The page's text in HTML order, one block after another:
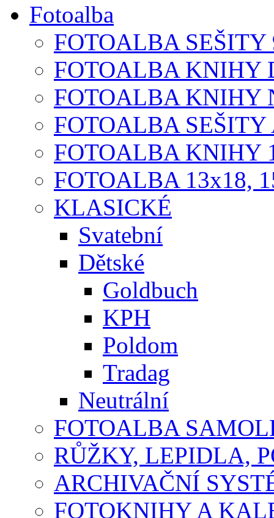
Fotoalba
FOTOALBA SEŠITY
FOTOALBA KNIHY
FOTOALBA KNIHY
FOTOALBA SEŠITY
FOTOALBA KNIHY
FOTOALBA 13x18,
KLASICKÉ
Svatební
Dětské
Goldbuch
KPH
Poldom
Tradag
Neutrální
FOTOALBA
RŮŽKY, LEPIDLA,
ARCHIVAČNÍ
FOTOKNIHY A